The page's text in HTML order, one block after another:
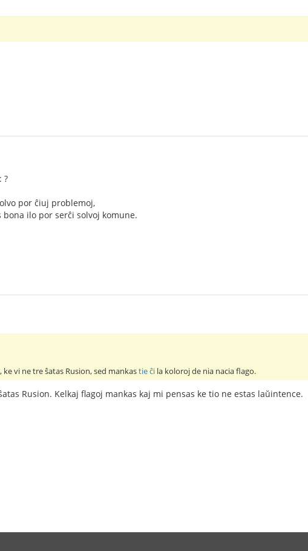
?
por ĉiuj problemoj,
ilo por serĉi solvoj komune.
ke vi ne tre ŝatas Rusion, sed mankastie ĉi la koloroj de nia nacia flago.
Rusion. Kelkaj flagoj mankas kaj mi pensas ke tio ne estas laŭintence.